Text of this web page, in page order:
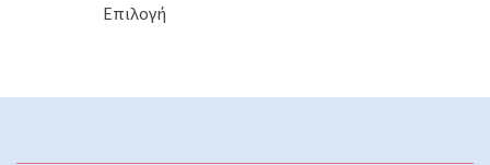
Επιλογή